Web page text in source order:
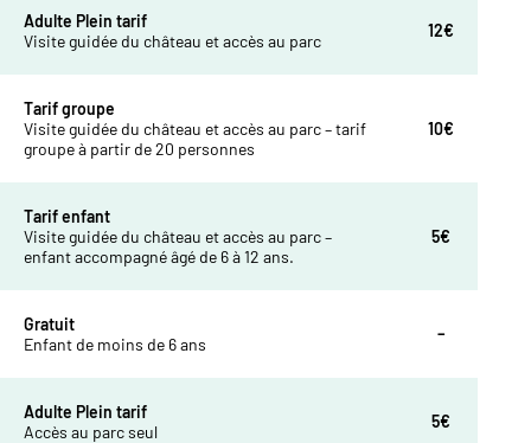
Adulte Plein tarif
Visite guidée du château et accès au parc
12€
Tarif groupe
Visite guidée du château et accès au parc – tarif
groupe à partir de 20 personnes
10€
Tarif enfant
Visite guidée du château et accès au parc –
enfant accompagné âgé de 6 à 12 ans.
5€
Gratuit
Enfant de moins de 6 ans
–
Adulte Plein tarif
Accès au parc seul
5€